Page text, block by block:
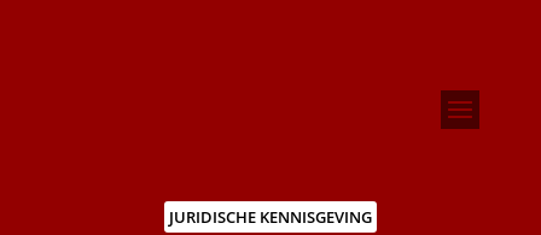
JURIDISCHE KENNISGEVING